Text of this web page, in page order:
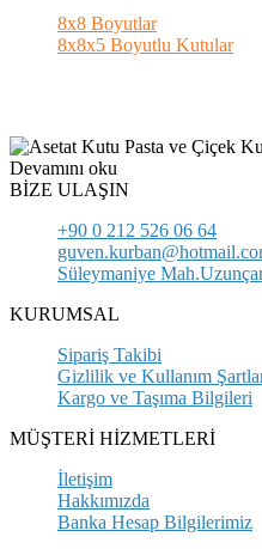
8x8 Boyutlar
8x8x5 Boyutlu Kutular
Devamını oku
BİZE ULAŞIN
+90 0 212 526 06 64
Süleymaniye
KURUMSAL
Sipariş Takibi
Gizlilik ve Kullanım
Kargo ve Taşıma Bilgileri
MÜŞTERİ HİZMETLERİ
İletişim
Hakkımızda
Banka Hesap Bilgilerimiz